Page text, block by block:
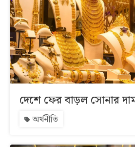
দেশে ফের বাড়ল সোনার
অর্থনীতি